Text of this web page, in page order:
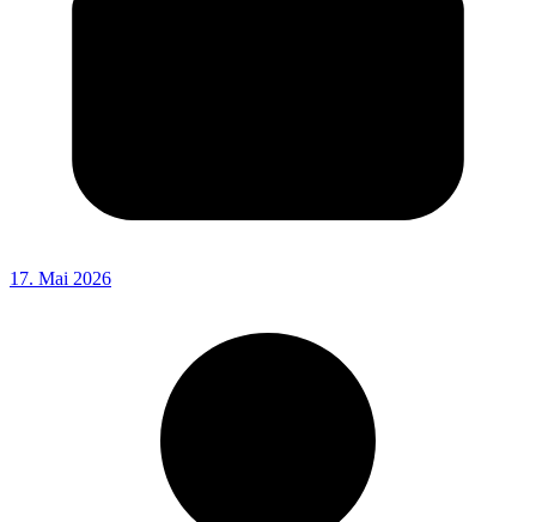
17. Mai 2026